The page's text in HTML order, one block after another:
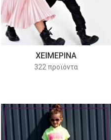
ΧΕΙΜΕΡΙΝΆ
322 προϊόντα